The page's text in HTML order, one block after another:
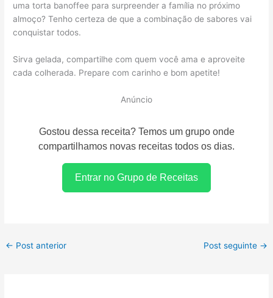
uma torta banoffee para surpreender a família no próximo
almoço? Tenho certeza de que a combinação de sabores vai
conquistar todos.
Sirva gelada, compartilhe com quem você ama e aproveite
cada colherada. Prepare com carinho e bom apetite!
Anúncio
Gostou dessa receita? Temos um grupo onde
compartilhamos novas receitas todos os dias.
Entrar no Grupo de Receitas
← Post anterior Post seguinte →